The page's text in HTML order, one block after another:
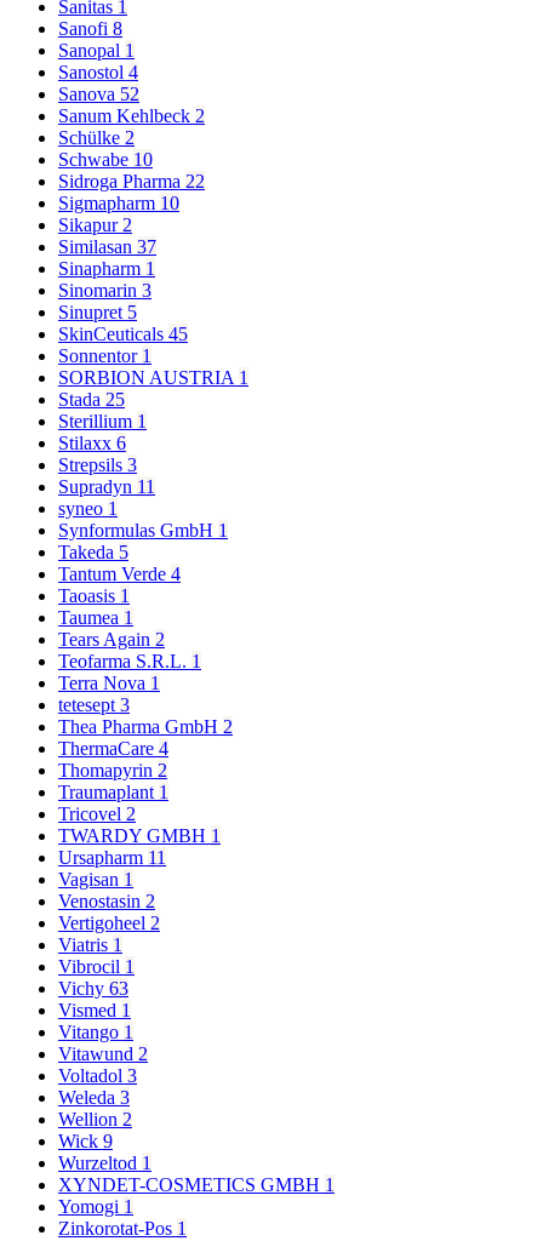
Sanitas 1
Sanofi 8
Sanopal 1
Sanostol 4
Sanova 52
Sanum Kehlbeck 2
Schülke 2
Schwabe 10
Sidroga Pharma 22
Sigmapharm 10
Sikapur2
Similasan 37
Sinapharm 1
Sinomarin 3
Sinupret 5
SkinCeuticals 45
Sonnentor 1
SORBION AUSTRIA 1
Stada 25
Sterillium 1
Stilaxx 6
Strepsils 3
Supradyn 11
syneo 1
Synformulas GmbH 1
Takeda 5
Tantum Verde 4
Taoasis 1
Taumea 1
Tears Again 2
Teofarma S.R.L. 1
Terra Nova 1
tetesept3
Thea Pharma GmbH 2
ThermaCare 4
Thomapyrin 2
Traumaplant 1
Tricovel 2
TWARDY GMBH 1
Ursapharm 11
Vagisan 1
Venostasin 2
Vertigoheel 2
Viatris 1
Vibrocil 1
Vichy 63
Vismed 1
Vitango 1
Vitawund 2
Voltadol 3
Weleda 3
Wellion 2
Wick 9
Wurzeltod 1
XYNDET-COSMETICS GMBH 1
Yomogi 1
Zinkorotat-Pos 1